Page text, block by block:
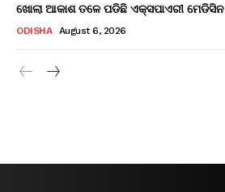
ଖୋଲା ଆକାଶ ତଳେ ପଡିଛି ଏକ୍ସପାଏରୀ ମେଡିସିନ
ODISHA August 6, 2026